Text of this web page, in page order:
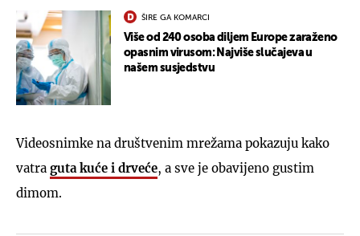
ŠIRE GA KOMARCI
Više od 240 osoba diljem Europe zaraženo
opasnim virusom: Najviše slučajeva u
našem susjedstvu
Videosnimke na društvenim mrežama pokazuju kako
vatra guta kuće i drveće, a sve je obavijeno gustim
dimom.